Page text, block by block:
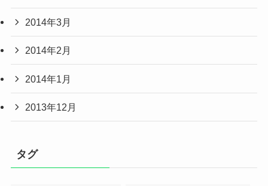
2014年3月
2014年2月
2014年1月
2013年12月
タグ